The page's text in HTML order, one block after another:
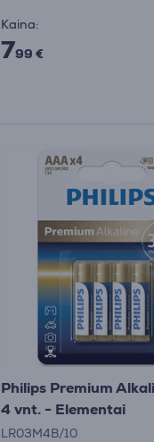
Kaina:
799 €
Philips Premium
4 vnt. - Elementai
LR03M4B/10